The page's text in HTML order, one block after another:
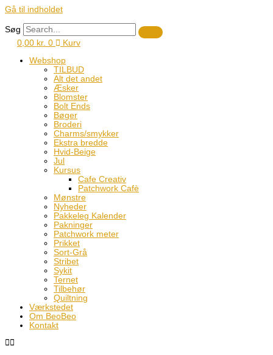
Gå til indholdet
Søg
0,00 kr. 0
Kurv
Webshop
TILBUD
Alt det andet
Æsker
Blomster
Bolt Ends
Bøger
Broderi
Charms/smykker
Ekstra bredde
Hvid-Beige
Jul
Kursus
Cafe Creativ
Patchwork Cafè
Mønstre
Nyheder
Pakkeleg Kalender
Pakninger
Patchwork meter
Prikket
Sort-Grå
Stribet
Sykit
Ternet
Tilbehør
Quiltning
Værkstedet
Om BeoBeo
Kontakt